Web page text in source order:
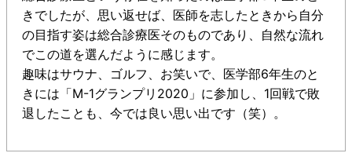
きでしたが、思い返せば、医師を志したときから自分
の目指す姿は総合診療医そのものであり、自然な流れ
でこの道を選んだように感じます。
趣味はサウナ、ゴルフ、お笑いで、医学部6年生のと
きには「M-1グランプリ2020」に参加し、1回戦で敗
退したことも、今では良い思い出です（笑）。